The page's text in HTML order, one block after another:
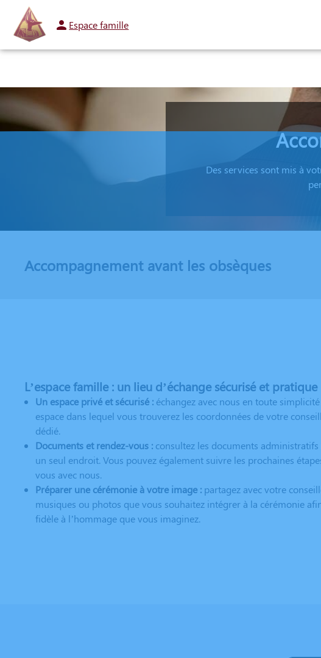
Espace famille
ORGANISER DES OBSÈQUESPRÉVOIR SES OBSÈQUES
Des services sont mis à
Accompagnement avant les obsèques
L’espace famille : un lieu d’échange sécurisé et pratique
Un espace privé et sécurisé : échangez avec nous en toute
espace dans lequel vous trouverez les coordonnées de votre
dédié.
Documents et rendez-vous : consultez les documents administratifs
un seul endroit. Vous pouvez également suivre les prochaines
vous avec nous.
Préparer une cérémonie à votre image : partagez avec votre
musiques ou photos que vous souhaitez intégrer à la cérémonie
fidèle à l’hommage que vous imaginez.